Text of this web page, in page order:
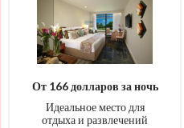
От 166 долларов за ночь
Идеальное место для
отдыха и развлечений